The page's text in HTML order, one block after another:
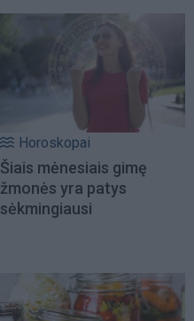
Horoskopai
Šiais mėnesiais gimę
žmonės yra patys
sėkmingiausi